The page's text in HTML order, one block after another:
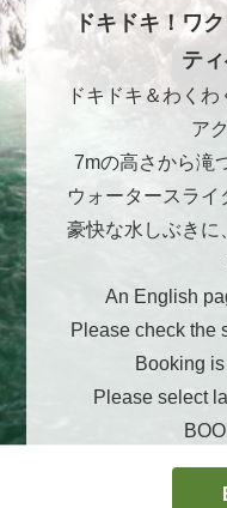
ドキドキ！ワ
テ
ドキドキ＆わく
ア
7mの高さから滝
ウォータースライ
豪快な水しぶきに
An English
Please check the
Booking
Please select